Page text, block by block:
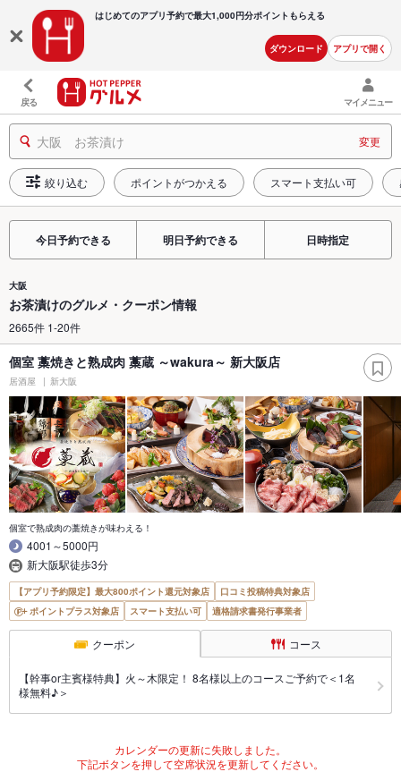
はじめてのアプリ予約で最大1,000円分ポイントもらえる
ダウンロード アプリで開く
戻る マイメニュー
大阪 お茶漬け 変更
絞り込む ポイントがつかえる スマート支払い可
今日予約できる 明日予約できる 日時指定
大阪
お茶漬けのグルメ・クーポン情報
2665件 1-20件
個室 藁焼きと熟成肉 藁蔵 ～wakura～ 新大阪店
居酒屋 新大阪
個室で熟成肉の藁焼きが味わえる！
4001～5000円
新大阪駅徒歩3分
【アプリ予約限定】最大800ポイント還元対象店
口コミ投稿特典対象店
ポイントプラス対象店
スマート支払い可 適格請求書発行事業者
クーポン コース
【幹事or主賓様特典】火～木限定！ 8名様以上のコースご予約で＜1名
様無料♪＞
カレンダーの更新に失敗しました。
下記ボタンを押して空席状況を更新してください。